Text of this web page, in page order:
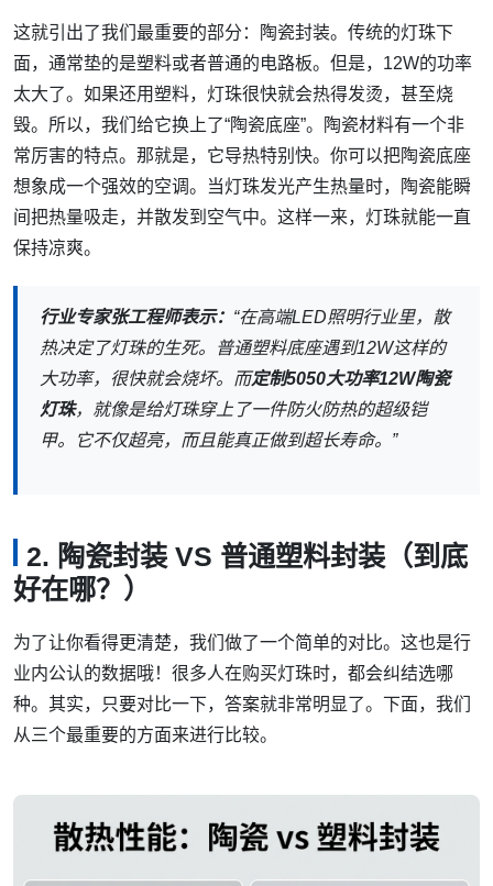
这就引出了我们最重要的部分：陶瓷封装。传统的灯珠下
面，通常垫的是塑料或者普通的电路板。但是，12W的功率
太大了。如果还用塑料，灯珠很快就会热得发烫，甚至烧
毁。所以，我们给它换上了“陶瓷底座”。陶瓷材料有一个非
常厉害的特点。那就是，它导热特别快。你可以把陶瓷底座
想象成一个强效的空调。当灯珠发光产生热量时，陶瓷能瞬
间把热量吸走，并散发到空气中。这样一来，灯珠就能一直
保持凉爽。
行业专家张工程师表示： “在高端LED照明行业里，散
热决定了灯珠的生死。普通塑料底座遇到12W这样的
大功率，很快就会烧坏。而定制5050大功率12W陶瓷
灯珠，就像是给灯珠穿上了一件防火防热的超级铠
甲。它不仅超亮，而且能真正做到超长寿命。”
2. 陶瓷封装 VS 普通塑料封装（到底
好在哪？）
为了让你看得更清楚，我们做了一个简单的对比。这也是行
业内公认的数据哦！很多人在购买灯珠时，都会纠结选哪
种。其实，只要对比一下，答案就非常明显了。下面，我们
从三个最重要的方面来进行比较。